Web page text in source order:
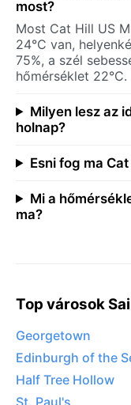
most?
Most Cat Hill US
24°C van,
75%, a szél
hőmérséklet 22°C.
Milyen lesz az
holnap?
Esni fog ma
Mi a
ma?
Top városok
Georgetown
Edinburgh of the
Half Tree Hollow